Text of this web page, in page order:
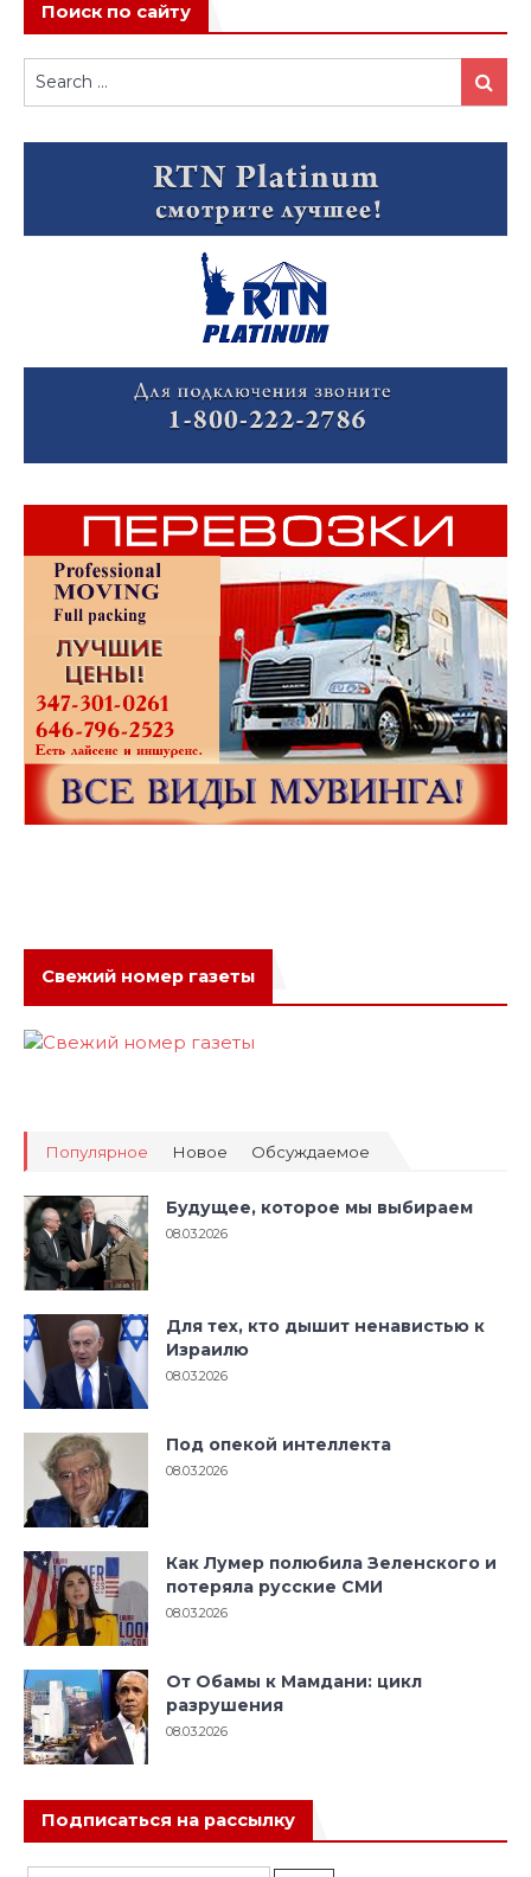
Поиск по сайту
Search
for:
Search
Свежий номер газеты
Популярное Новое Обсуждаемое
Будущее, которое мы выбираем
08.03.2026
Для тех, кто дышит ненавистью к
Израилю
08.03.2026
Под опекой интеллекта
08.03.2026
Как Лумер полюбила Зеленского и
потеряла русские СМИ
08.03.2026
От Обамы к Мамдани: цикл
разрушения
08.03.2026
Подписаться на рассылку